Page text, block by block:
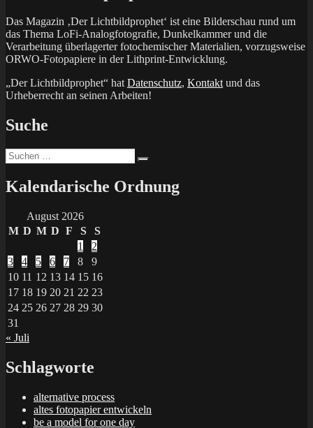
Das Magazin ‚Der Lichtbildprophet‘ ist eine Bilderschau rund um
das Thema LoFi-Analogfotografie, Dunkelkammer und die
Verarbeitung überlagerter fotochemischer Materialien, vorzugsweise
ORWO-Fotopapiere in der Lithprint-Entwicklung.
„Der Lichtbildprophet“ hatDatenschutz, Kontaktund das
Urheberrecht an seinen Arbeiten!
Suche
Suchen
nach:
Kalendarische Ordnung
August 2026
M D M D F S
S
1
2
3
4 5 6 7 8
9
10 11 12 13 14 15 16
17 18 19 20 21 22 23
24 25 26 27 28 29 30
31
« Juli
Schlagworte
alternative process
altes fotopapier entwickeln
be a model for one day